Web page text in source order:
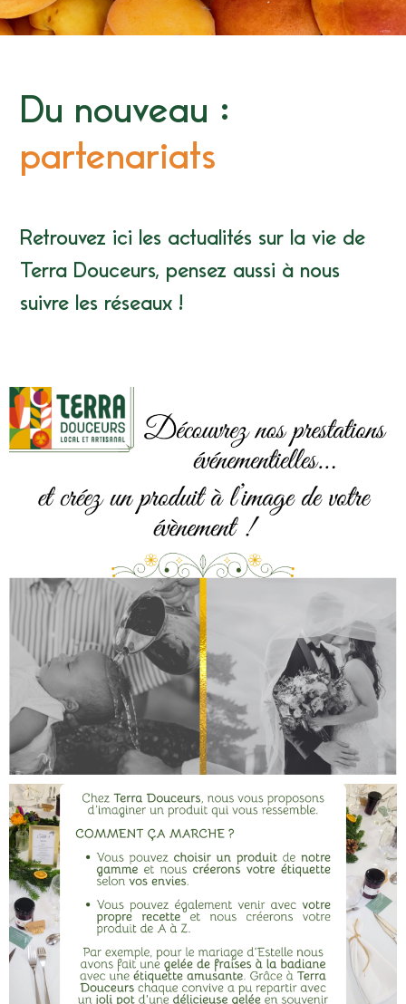
Du nouveau :
partenariats
Retrouvez ici les actualités sur la vie de
Terra Douceurs, pensez aussi à nous
suivre les réseaux !